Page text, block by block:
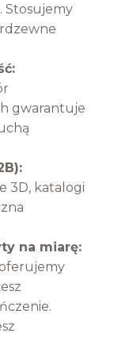
Stosujemy
gwarantuje
3D, katalogi
na miarę: